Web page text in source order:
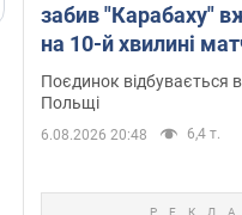
забив "Карабаху"
на 10-й хвилині
Відео
Поєдинок відбувається в
Польщі
6.08.2026 20:48 6,4 т.